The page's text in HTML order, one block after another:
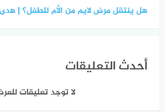
هل ينتقل مرض لايم من الأم للطفل؟ |
أحدث التعليقات
لا توجد تعليقات